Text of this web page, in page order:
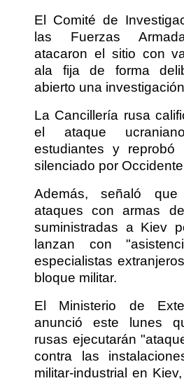
El Comité de
las Fuerzas
atacaron el sitio con
ala fija de forma
abierto una
La Cancillería rusa
el ataque
estudiantes y
silenciado por
Además, señaló
ataques con armas
suministradas a Kiev
lanzan con
especialistas
bloque militar.
El Ministerio de
anunció este lunes
rusas ejecutarán
contra las
militar-industrial en